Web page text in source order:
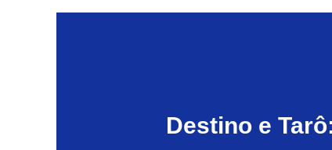
Destino e